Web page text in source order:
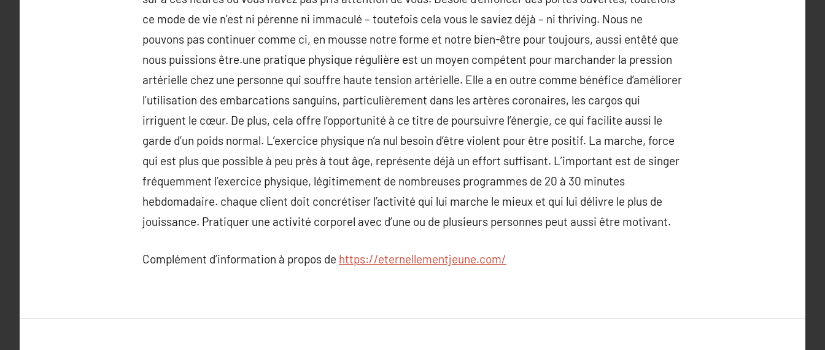
ce mode de vie n’est ni pérenne ni immaculé – toutefois cela vous le saviez déjà – ni thriving. Nous ne
pouvons pas continuer comme ci, en mousse notre forme et notre bien-être pour toujours, aussi entêté que
nous puissions être.une pratique physique régulière est un moyen compétent pour marchander la pression
artérielle chez une personne qui souffre haute tension artérielle. Elle a en outre comme bénéfice d’améliorer
l’utilisation des embarcations sanguins, particulièrement dans les artères coronaires, les cargos qui
irriguent le cœur. De plus, cela offre l’opportunité à ce titre de poursuivre l’énergie, ce qui facilite aussi le
garde d’un poids normal. L’exercice physique n’a nul besoin d’être violent pour être positif. La marche, force
qui est plus que possible à peu près à tout âge, représente déjà un effort suffisant. L’important est de singer
fréquemment l’exercice physique, légitimement de nombreuses programmes de 20 à 30 minutes
hebdomadaire. chaque client doit concrétiser l’activité qui lui marche le mieux et qui lui délivre le plus de
jouissance. Pratiquer une activité corporel avec d’une ou de plusieurs personnes peut aussi être motivant.
Complément d’information à propos de https://eternellementjeune.com/